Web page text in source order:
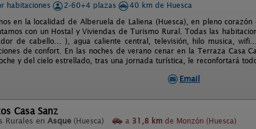
habitaciones
2-60+4 plazas
40 km de Huesca
en la localidad de Alberuela de Laliena (Huesca), en pleno
con un Hostal y Viviendas de Turismo Rural. Todas las
de cabello... ), agua caliente central, televisión, hilo musica,
de confort. En las noches de verano cenar en la Terraza Casa
y del cielo estrellado, tras una jornada turística, le reconfortará
Email
Casa Sanz
Rurales en Asque (Huesca) a 31,8 km de Monzón (Huesca)